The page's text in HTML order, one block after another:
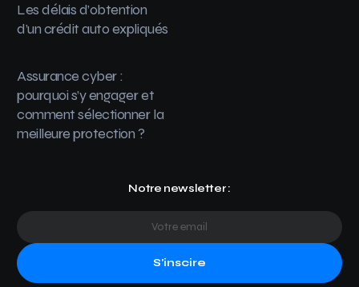
Les délais d’obtention
d’un crédit auto expliqués
Assurance cyber :
pourquoi s’y engager et
comment sélectionner la
meilleure protection ?
Notre newsletter :
S'inscire